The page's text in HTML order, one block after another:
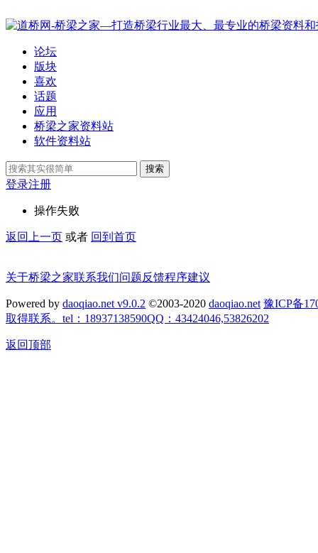
论坛
版块
喜欢
话题
应用
桥梁之家资料站
软件资料站
搜索
登录注册
操作失败
返回上一页 或者 回到首页
关于桥梁之家联系我们问题反馈程序建议
Powered by daoqiao.net v9.0.2 ©2003-2020 daoqiao.net 豫ICP备
取得联系。tel：18937138590QQ：43424046,53826202
返回顶部